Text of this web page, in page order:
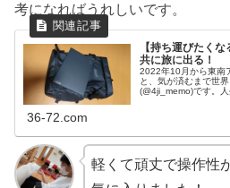
考になればうれしいです。
【持ち運びたく
共に旅に出る！
2022年10月から東南
と、気が済むまで世
(@4ji_memo)です。
36-72.com
軽くて頑丈で操作性